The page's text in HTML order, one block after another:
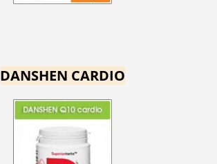
DANSHEN CARDIO